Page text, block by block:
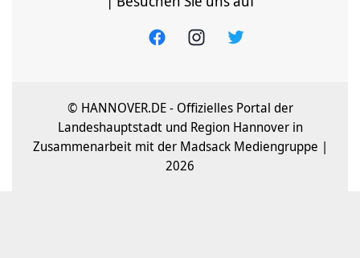
© HANNOVER.DE - Offizielles Portal der
Landeshauptstadt und Region Hannover in
Zusammenarbeit mit der Madsack Mediengruppe |
2026